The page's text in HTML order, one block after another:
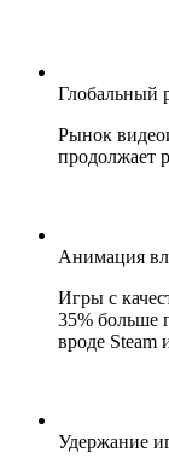
Глобальный
Рынок
продолжает
Анимация
Игры с
35% больше
вроде Steam
Удержание